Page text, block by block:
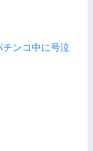
ンコ中に号泣